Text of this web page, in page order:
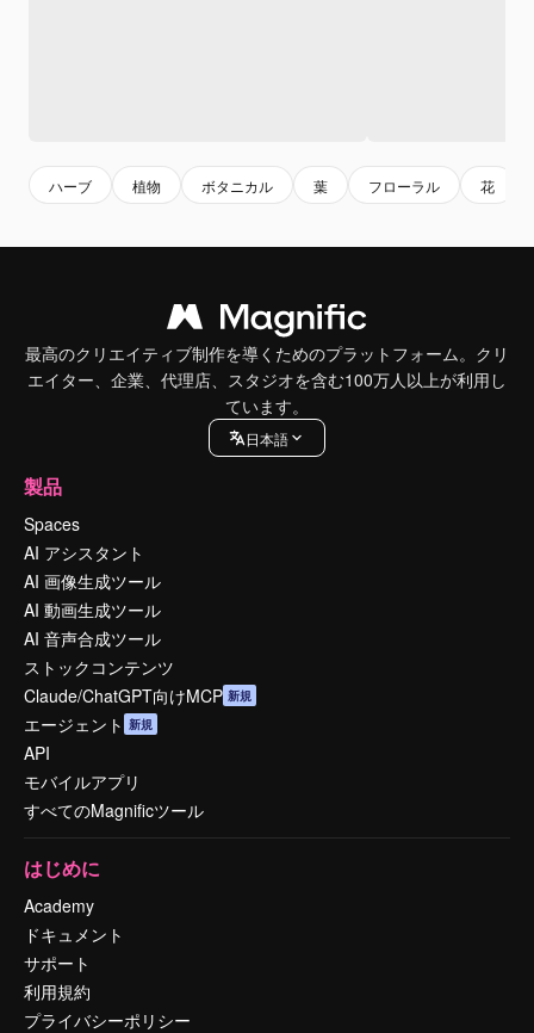
ハーブ 植物 ボタニカル 葉 フローラル 花
最高のクリエイティブ制作を導くためのプラットフォーム。クリ
エイター、企業、代理店、スタジオを含む100万人以上が利用し
ています。
日本語
製品
Spaces
AI アシスタント
AI 画像生成ツール
AI 動画生成ツール
AI 音声合成ツール
ストックコンテンツ
Claude/ChatGPT向けMCP 新規
エージェント 新規
API
モバイルアプリ
すべてのMagnificツール
はじめに
Academy
ドキュメント
サポート
利用規約
プライバシーポリシー